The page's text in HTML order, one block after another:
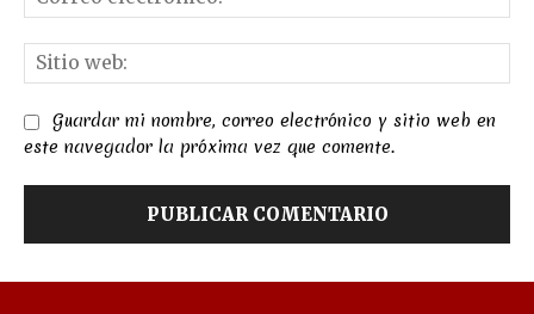
Guardar mi nombre, correo electrónico y sitio web en
este navegador la próxima vez que comente.